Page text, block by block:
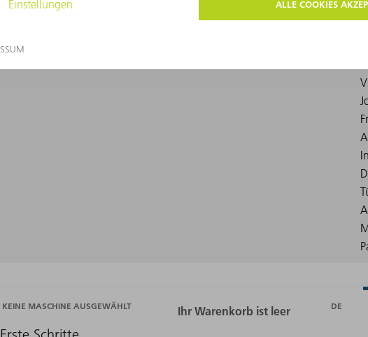
KEINE MASCHINE AUSGEWÄHLT DE